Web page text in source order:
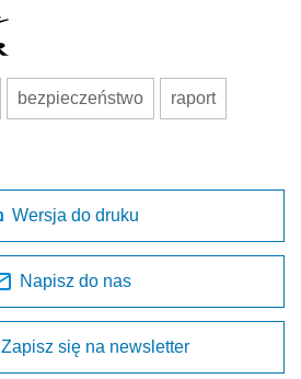
bezpieczeństwo raport
Wersja do druku
Napisz do nas
Zapisz się na newsletter